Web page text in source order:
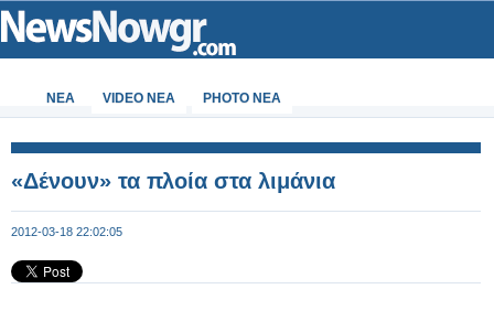
ΝΕΑ VIDEO NEA PHOTO NEA
«Δένουν» τα πλοία στα λιμάνια
2012-03-18 22:02:05